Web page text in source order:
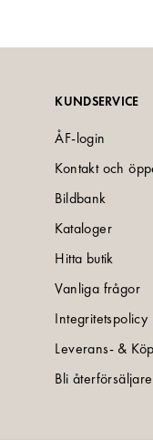
KUNDSERVICE
ÅF-login
Kontakt och
Bildbank
Kataloger
Hitta butik
Vanliga frågor
Integritetspolicy
Leverans- &
Bli återförsäljare